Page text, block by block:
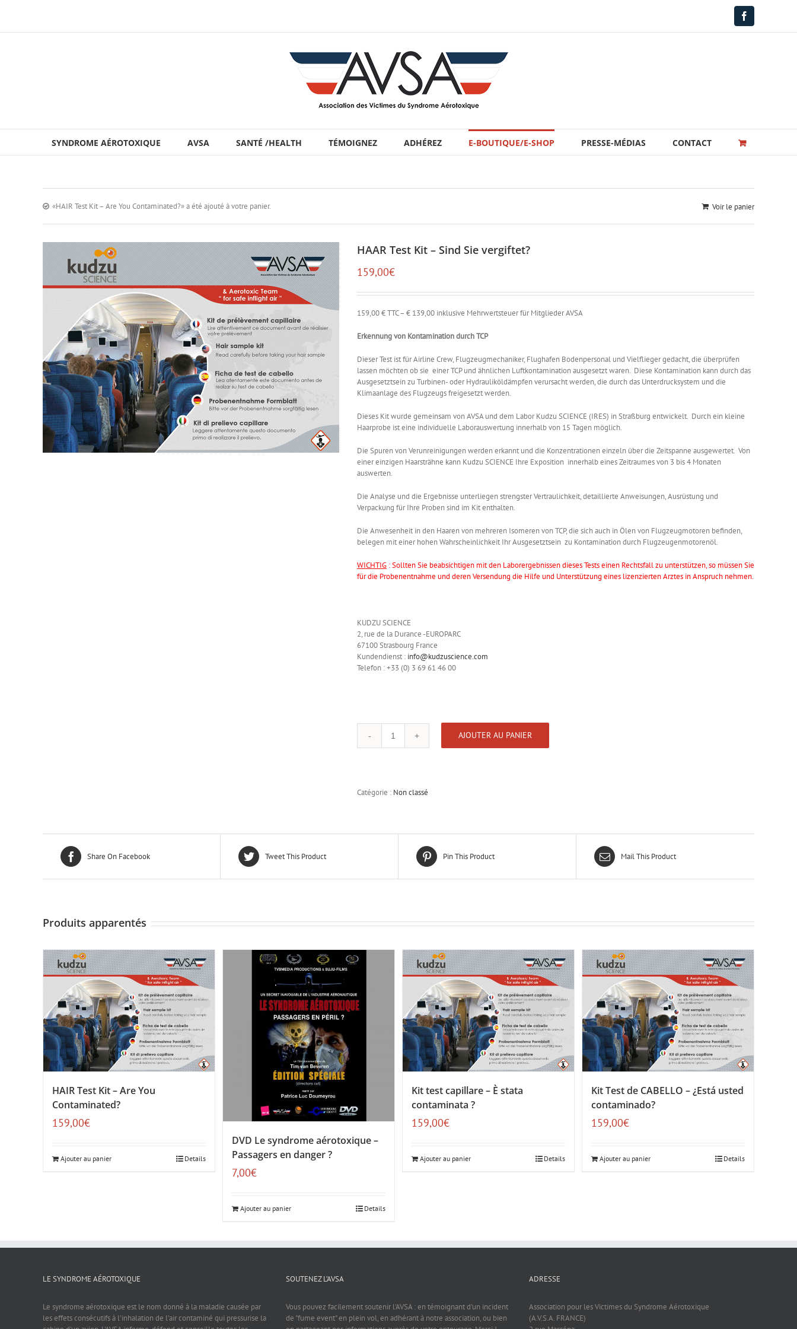
SYNDROME AÉROTOXIQUE AVSA SANTÉ /HEALTH TÉMOIGNEZ ADHÉREZ E-BOUTIQUE/E-SHOP PRESSE-MÉDIAS CONTACT
Voir le panier
«HAIR Test Kit – Are You Contaminated?» a été ajouté à votre panier.
HAAR Test Kit – Sind Sie vergiftet?
159,00€
159,00 € TTC – € 139,00 inklusive Mehrwertsteuer für Mitglieder AVSA
Erkennung von Kontamination durch TCP
Dieser Test ist für Airline Crew, Flugzeugmechaniker, Flughafen Bodenpersonal und Vielflieger gedacht, die überprüfen
lassen möchten ob sie einer TCP und ähnlichen Luftkontamination ausgesetzt waren. Diese Kontamination kann durch das
Ausgesetztsein zu Turbinen- oder Hydrauliköldämpfen verursacht werden, die durch das Unterdrucksystem und die
Klimaanlage des Flugzeugs freigesetzt werden.
Dieses Kit wurde gemeinsam von AVSA und dem Labor Kudzu SCIENCE (IRES) in Straßburg entwickelt. Durch ein kleine
Haarprobe ist eine individuelle Laborauswertung innerhalb von 15 Tagen möglich.
Die Spuren von Verunreinigungen werden erkannt und die Konzentrationen einzeln über die Zeitspanne ausgewertet. Von
einer einzigen Haarsträhne kann Kudzu SCIENCE Ihre Exposition innerhalb eines Zeitraumes von 3 bis 4 Monaten
auswerten.
Die Analyse und die Ergebnisse unterliegen strengster Vertraulichkeit, detaillierte Anweisungen, Ausrüstung und
Verpackung für Ihre Proben sind im Kit enthalten.
Die Anwesenheit in den Haaren von mehreren Isomeren von TCP, die sich auch in Ölen von Flugzeugmotoren befinden,
belegen mit einer hohen Wahrscheinlichkeit Ihr Ausgesetztsein zu Kontamination durch Flugzeugenmotorenöl.
WICHTIG : Sollten Sie beabsichtigen mit den Laborergebnissen dieses Tests einen Rechtsfall zu unterstützen, so müssen Sie
für die Probenentnahme und deren Versendung die Hilfe und Unterstützung eines lizenzierten Arztes in Anspruch nehmen.
KUDZU SCIENCE
2, rue de la Durance -EUROPARC
67100 Strasbourg France
Kundendienst : info@kudzuscience.com
Telefon : +33 (0) 3 69 61 46 00
Quantité AJOUTER AU PANIER
Catégorie : Non classé
Share On Facebook Tweet This Product Pin This Product Mail This Product
Produits apparentés
HAIR Test Kit – Are You
Contaminated?
159,00€
Ajouter au panier Details
DVD Le syndrome aérotoxique –
Passagers en danger ?
7,00€
Ajouter au panier Details
Kit test capillare – È stata
contaminata ?
159,00€
Ajouter au panier Details
Kit Test de CABELLO – ¿Está usted
contaminado?
159,00€
Ajouter au panier Details
LE SYNDROME AÉROTOXIQUE
Le syndrome aérotoxique est le nom donné à la maladie causée par
les effets consécutifs à l'inhalation de l’air contaminé qui pressurise la
SOUTENEZ L’AVSA
Vous pouvez facilement soutenir l'AVSA : en témoignant d'un incident
de "fume event" en plein vol, en adhérant à notre association, ou bien
ADRESSE
Association pour les Victimes du Syndrome Aérotoxique
(A.V.S.A. FRANCE)